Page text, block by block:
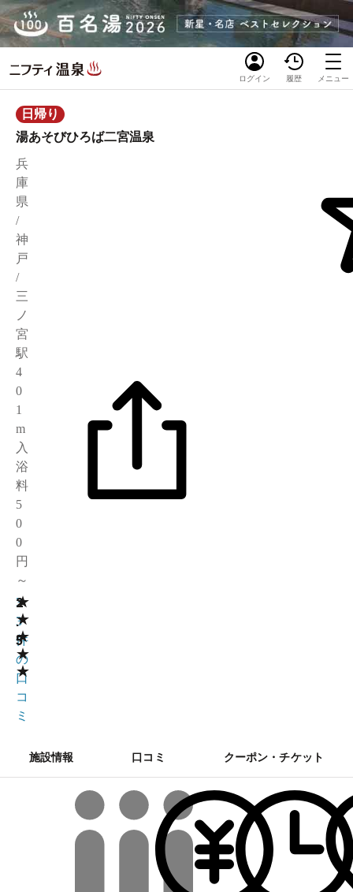
ログイン 履歴 メニュー
日帰り
湯あそびひろば二宮温泉
兵
庫
県
/
神
戸
/
三
ノ
宮
駅
4
0
1
m
入
浴
料
5
0
0
円
～
★
★
★
★
★
2
.
5
3
3
件
の
口
コ
ミ
施設情報 口コミ クーポン・チケット